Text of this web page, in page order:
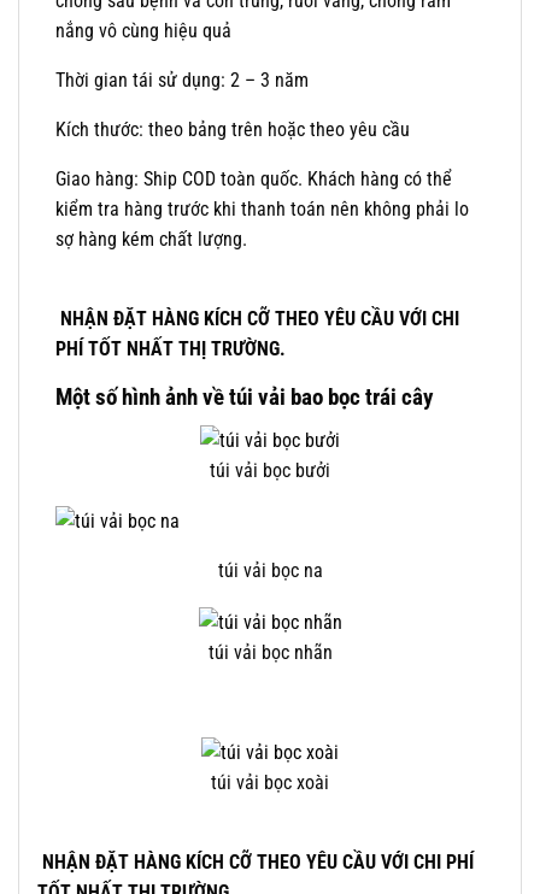
nắng vô cùng hiệu quả
Thời gian tái sử dụng: 2 – 3 năm
Kích thước: theo bảng trên hoặc theo yêu cầu
Giao hàng: Ship COD toàn quốc. Khách hàng có thể
kiểm tra hàng trước khi thanh toán nên không phải lo
sợ hàng kém chất lượng.
NHẬN ĐẶT HÀNG KÍCH CỠ THEO YÊU CẦU VỚI CHI
PHÍ TỐT NHẤT THỊ TRƯỜNG.
Một số hình ảnh về túi vải bao bọc trái cây
túi vải bọc bưởi
túi vải bọc na
túi vải bọc nhãn
túi vải bọc xoài
NHẬN ĐẶT HÀNG KÍCH CỠ THEO YÊU CẦU VỚI CHI PHÍ